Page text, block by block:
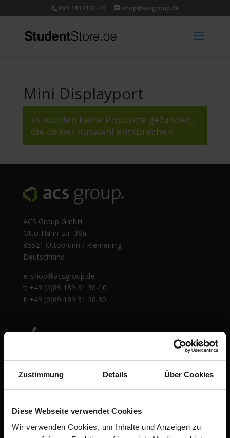
Zustimmung Details Über Cookies
Diese Webseite verwendet Cookies
Wir verwenden Cookies, um Inhalte und Anzeigen zu
089 1893130-10 shop@acsgroup.de
Mini Displayport
Es wurden keine Produkte gefunden,
die deiner Auswahl entsprechen.
ACS Group GmbH
Otto-Hahn-Str. 38a
85521 Ottobrunn / Riemerling
Deutschland
e: shop@acsgroup.de
t: +49 (0)89 189 31 30-10
f: +49 (0)89 189 31 30 30